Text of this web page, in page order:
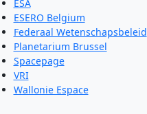
ESA
ESERO Belgium
Federaal Wetenschapsbeleid
Planetarium Brussel
Spacepage
VRI
Wallonie Espace